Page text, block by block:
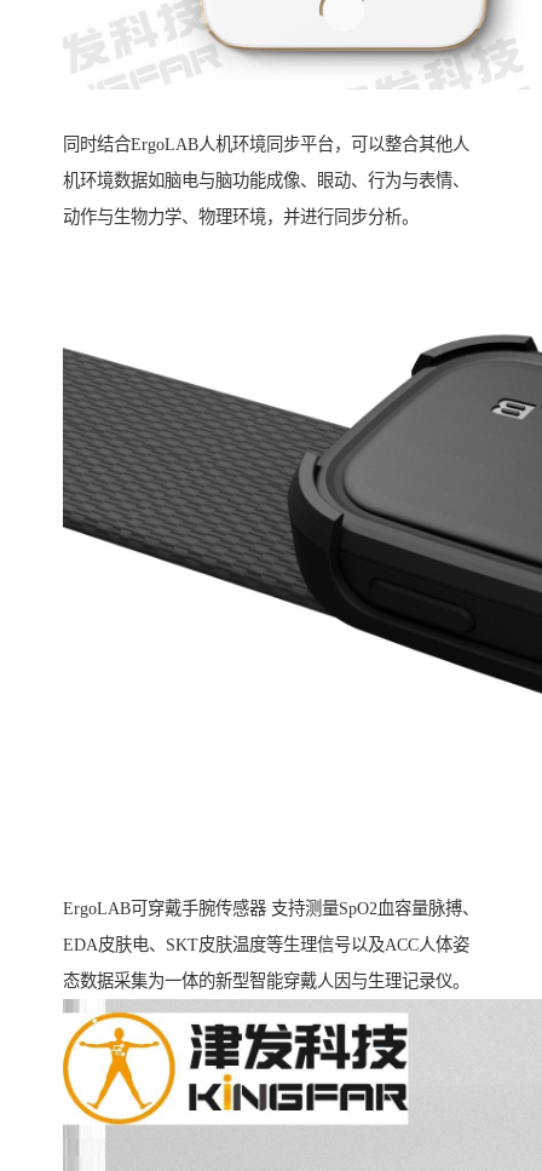
同时结合ErgoLAB人机环境同步平台，可以整合其他人
机环境数据如脑电与脑功能成像、眼动、行为与表情、
动作与生物力学、物理环境，并进行同步分析。
ErgoLAB可穿戴手腕传感器 支持测量SpO2血容量脉搏、
EDA皮肤电、SKT皮肤温度等生理信号以及ACC人体姿
态数据采集为一体的新型智能穿戴人因与生理记录仪。